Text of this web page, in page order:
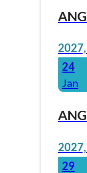
24
Jan
29